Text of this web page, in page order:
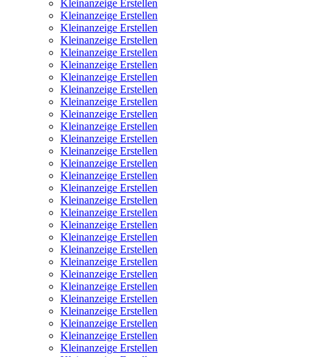
Kleinanzeige Erstellen
Kleinanzeige Erstellen
Kleinanzeige Erstellen
Kleinanzeige Erstellen
Kleinanzeige Erstellen
Kleinanzeige Erstellen
Kleinanzeige Erstellen
Kleinanzeige Erstellen
Kleinanzeige Erstellen
Kleinanzeige Erstellen
Kleinanzeige Erstellen
Kleinanzeige Erstellen
Kleinanzeige Erstellen
Kleinanzeige Erstellen
Kleinanzeige Erstellen
Kleinanzeige Erstellen
Kleinanzeige Erstellen
Kleinanzeige Erstellen
Kleinanzeige Erstellen
Kleinanzeige Erstellen
Kleinanzeige Erstellen
Kleinanzeige Erstellen
Kleinanzeige Erstellen
Kleinanzeige Erstellen
Kleinanzeige Erstellen
Kleinanzeige Erstellen
Kleinanzeige Erstellen
Kleinanzeige Erstellen
Kleinanzeige Erstellen